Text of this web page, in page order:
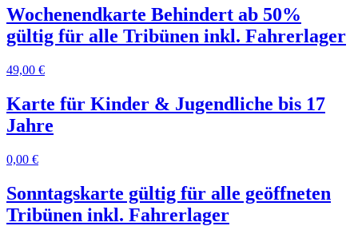
Wochenendkarte Behindert ab 50%
gültig für alle Tribünen inkl. Fahrerlager
49,00 €
Karte für Kinder & Jugendliche bis 17
Jahre
0,00 €
Sonntagskarte gültig für alle geöffneten
Tribünen inkl. Fahrerlager